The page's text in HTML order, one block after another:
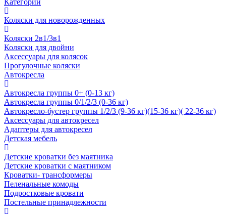
Категории
Коляски для новорожденных
Коляски 2в1/3в1
Коляски для двойни
Аксессуары для колясок
Прогулочные коляски
Автокресла
Автокресла группы 0+ (0-13 кг)
Автокресла группы 0/1/2/3 (0-36 кг)
Автокресло-бустер группы 1/2/3 (9-36 кг)(15-36 кг)( 22-36 кг)
Аксессуары для автокресел
Адаптеры для автокресел
Детская мебель
Детские кроватки без маятника
Детские кроватки с маятником
Кроватки- трансформеры
Пеленальные комоды
Подростковые кровати
Постельные принадлежности